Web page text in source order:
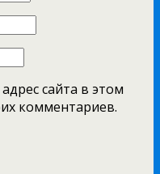
сайта в этом
комментариев.